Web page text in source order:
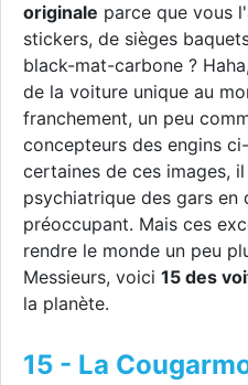
originale parce que vous
stickers, de sièges
black-mat-carbone ?
de la voiture unique au
franchement, un peu
concepteurs des engins
certaines de ces images,
psychiatrique des gars en
préoccupant. Mais ces
rendre le monde un peu
Messieurs, voici 15 des
la planète.
15 - La